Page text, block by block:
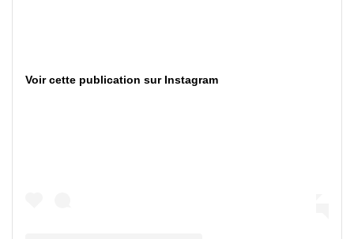
Voir cette publication sur Instagram